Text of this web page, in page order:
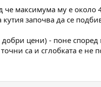
максимума му е около
започва да се
цени) - поне според
са и сглобката е не